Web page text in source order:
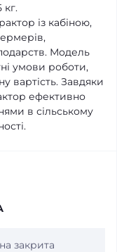
кг.
із кабіною,
Модель
умови роботи,
вартість. Завдяки
ефективно
в сільському
закрита